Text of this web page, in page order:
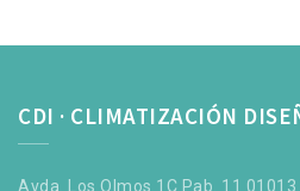
CDI · CLIMATIZACIÓN
Avda. Los Olmos 1C Pab. 11